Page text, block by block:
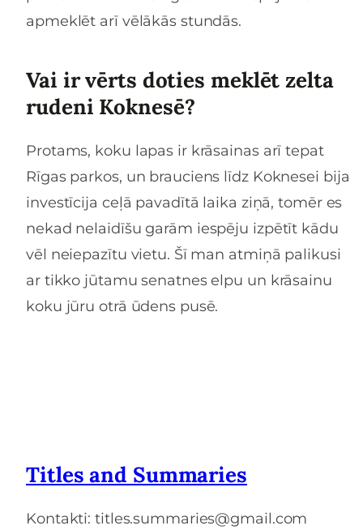
apmeklēt arī vēlākās stundās.
Vai ir vērts doties meklēt zelta
rudeni Koknesē?
Protams, koku lapas ir krāsainas arī tepat
Rīgas parkos, un brauciens līdz Koknesei bija
investīcija ceļā pavadītā laika ziņā, tomēr es
nekad nelaidīšu garām iespēju izpētīt kādu
vēl neiepazītu vietu. Šī man atmiņā palikusi
ar tikko jūtamu senatnes elpu un krāsainu
koku jūru otrā ūdens pusē.
Titles and Summaries
Kontakti: titles.summaries@gmail.com